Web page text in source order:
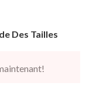
Des Tailles